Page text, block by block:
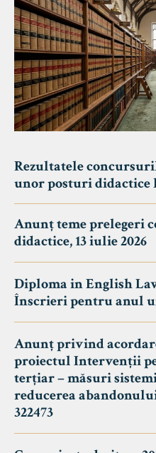
Rezultatele
unor posturi didactice
Anunț teme prelegeri
didactice, 13 iulie 2026
Diploma in English
Înscrieri pentru anul
Anunț privind
proiectul Intervenții
terțiar – măsuri
reducerea
322473